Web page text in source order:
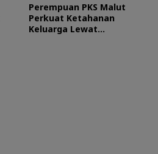
Perempuan PKS Malut
Perkuat Ketahanan
Keluarga Lewat